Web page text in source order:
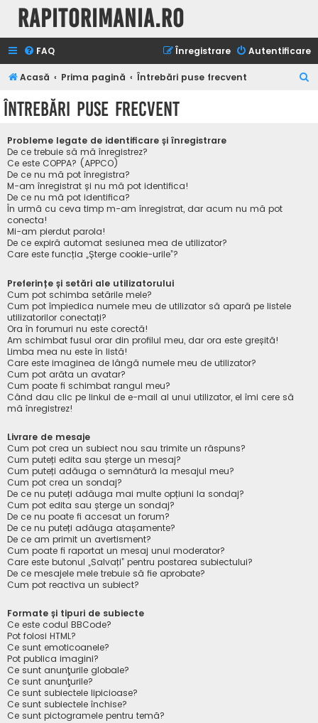
Rapitorimania.ro
FAQ Autentificare
Înregistrare
Acasă Prima pagină Întrebări puse frecvent
Întrebări puse frecvent
Probleme legate de identificare și înregistrare
De ce trebuie să mă înregistrez?
Ce este COPPA? (APPCO)
De ce nu mă pot înregistra?
M-am înregistrat și nu mă pot identifica!
De ce nu mă pot identifica?
În urmă cu ceva timp m-am înregistrat, dar acum nu mă pot
conecta!
Mi-am pierdut parola!
De ce expiră automat sesiunea mea de utilizator?
Care este funcția „Șterge cookie-urile”?
Preferințe și setări ale utilizatorului
Cum pot schimba setările mele?
Cum pot împiedica numele meu de utilizator să apară pe listele
utilizatorilor conectați?
Ora în forumuri nu este corectă!
Am schimbat fusul orar din profilul meu, dar ora este greșită!
Limba mea nu este în listă!
Care este imaginea de lângă numele meu de utilizator?
Cum pot arăta un avatar?
Cum poate fi schimbat rangul meu?
Când dau clic pe linkul de e-mail al unui utilizator, el îmi cere să
mă înregistrez!
Livrare de mesaje
Cum pot crea un subiect nou sau trimite un răspuns?
Cum puteți edita sau șterge un mesaj?
Cum puteți adăuga o semnătură la mesajul meu?
Cum pot crea un sondaj?
De ce nu puteți adăuga mai multe opțiuni la sondaj?
Cum pot edita sau șterge un sondaj?
De ce nu poate fi accesat un forum?
De ce nu puteți adăuga atașamente?
De ce am primit un avertisment?
Cum poate fi raportat un mesaj unui moderator?
Care este butonul „Salvați” pentru postarea subiectului?
De ce mesajele mele trebuie să fie aprobate?
Cum pot reactiva un subiect?
Formate și tipuri de subiecte
Ce este codul BBCode?
Pot folosi HTML?
Ce sunt emoticoanele?
Pot publica imagini?
Ce sunt anunţurile globale?
Ce sunt anunţurile?
Ce sunt subiectele lipicioase?
Ce sunt subiectele închise?
Ce sunt pictogramele pentru temă?